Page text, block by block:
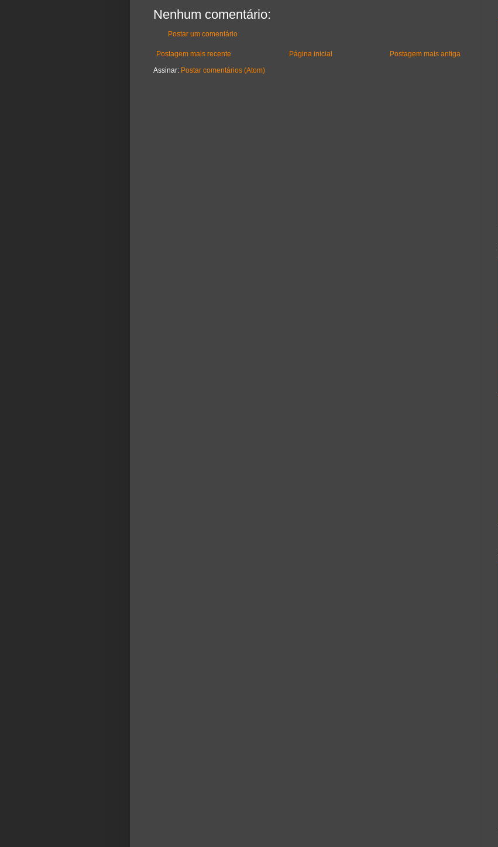
Nenhum comentário:
Postar um comentário
Postagem mais recente Postagem mais antiga
Página inicial
Assinar: Postar comentários (Atom)